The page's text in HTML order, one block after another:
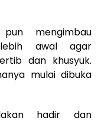
mengimbau
awal agar
dan khusyuk.
mulai dibuka
hadir dan